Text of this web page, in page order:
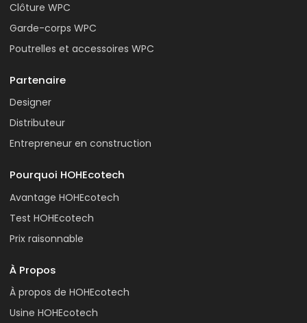
Clôture WPC
Garde-corps WPC
Poutrelles et accessoires WPC
Partenaire
Designer
Distributeur
Entrepreneur en construction
Pourquoi HOHEcotech
Avantage HOHEcotech
Test HOHEcotech
Prix raisonnable
À Propos
À propos de HOHEcotech
Usine HOHEcotech